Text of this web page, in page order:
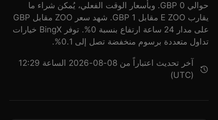
حوالي 0 GBP. وبأسعار الوقت الفعلي، يُمكن شراء ما
يقارب E ZOO مقابل 1 GBP. شهد سعر ZOO مقابل GBP
على مدار 24 ساعة ارتفاع بنسبة 0%. توفر BingX خيارات
تداول متعددة برسوم منخفضة تصل إلى 0.1%.
آخر تحديث اعتباراً من 08-08-2026 الساعة 12:29
(UTC)